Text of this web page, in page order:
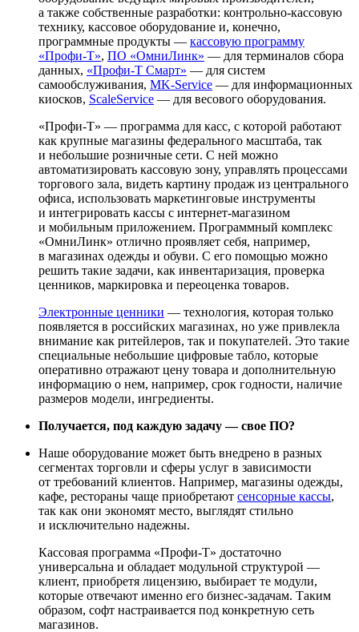
а также собственные разработки: контрольно-кассовую
технику, кассовое оборудование и, конечно,
программные продукты — кассовую программу
«Профи-Т», ПО «ОмниЛинк» — для терминалов сбора
данных, «Профи-Т Смарт» — для систем
самообслуживания, MK-Service — для информационных
киосков, ScaleService — для весового оборудования.
«Профи-Т» — программа для касс, с которой работают
как крупные магазины федерального масштаба, так
и небольшие розничные сети. С ней можно
автоматизировать кассовую зону, управлять процессами
торгового зала, видеть картину продаж из центрального
офиса, использовать маркетинговые инструменты
и интегрировать кассы с интернет-магазином
и мобильным приложением. Программный комплекс
«ОмниЛинк» отлично проявляет себя, например,
в магазинах одежды и обуви. С его помощью можно
решить такие задачи, как инвентаризация, проверка
ценников, маркировка и переоценка товаров.
Электронные ценники — технология, которая только
появляется в российских магазинах, но уже привлекла
внимание как ритейлеров, так и покупателей. Это такие
специальные небольшие цифровые табло, которые
оперативно отражают цену товара и дополнительную
информацию о нем, например, срок годности, наличие
размеров модели, ингредиенты.
Получается, под каждую задачу — свое ПО?
Наше оборудование может быть внедрено в разных
сегментах торговли и сферы услуг в зависимости
от требований клиентов. Например, магазины одежды,
кафе, рестораны чаще приобретают сенсорные кассы,
так как они экономят место, выглядят стильно
и исключительно надежны.
Кассовая программа «Профи-Т» достаточно
универсальна и обладает модульной структурой —
клиент, приобретя лицензию, выбирает те модули,
которые отвечают именно его бизнес-задачам. Таким
образом, софт настраивается под конкретную сеть
магазинов.